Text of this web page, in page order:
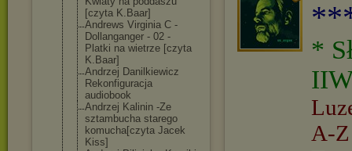
[czyta K.Baar]
Andrews Virginia C -
Dollanganger - 02 -
Platki na wietrze [czyta
K.Baar]
Andrzej Danilkiewicz
Rekonfiguracja
audiobook
Andrzej Kalinin -Ze
sztambucha starego
komucha[czyta Jacek
Kiss]
*
A-